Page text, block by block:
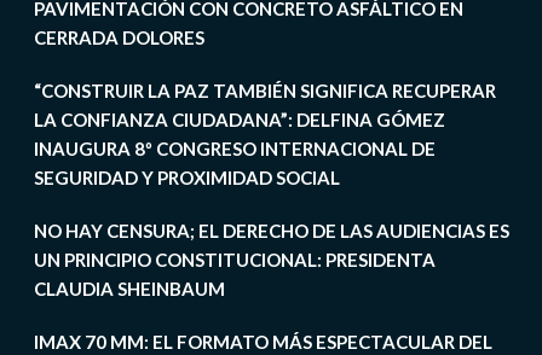
PAVIMENTACIÓN CON CONCRETO ASFÁLTICO EN
CERRADA DOLORES
“CONSTRUIR LA PAZ TAMBIÉN SIGNIFICA RECUPERAR
LA CONFIANZA CIUDADANA”: DELFINA GÓMEZ
INAUGURA 8º CONGRESO INTERNACIONAL DE
SEGURIDAD Y PROXIMIDAD SOCIAL
NO HAY CENSURA; EL DERECHO DE LAS AUDIENCIAS ES
UN PRINCIPIO CONSTITUCIONAL: PRESIDENTA
CLAUDIA SHEINBAUM
IMAX 70 MM: EL FORMATO MÁS ESPECTACULAR DEL